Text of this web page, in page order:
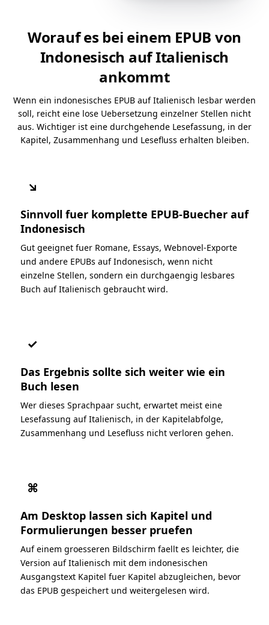
Worauf es bei einem EPUB von
Indonesisch auf Italienisch
ankommt
Wenn ein indonesisches EPUB auf Italienisch lesbar werden
soll, reicht eine lose Uebersetzung einzelner Stellen nicht
aus. Wichtiger ist eine durchgehende Lesefassung, in der
Kapitel, Zusammenhang und Lesefluss erhalten bleiben.
↘
Sinnvoll fuer komplette EPUB-Buecher auf
Indonesisch
Gut geeignet fuer Romane, Essays, Webnovel-Exporte
und andere EPUBs auf Indonesisch, wenn nicht
einzelne Stellen, sondern ein durchgaengig lesbares
Buch auf Italienisch gebraucht wird.
✓
Das Ergebnis sollte sich weiter wie ein
Buch lesen
Wer dieses Sprachpaar sucht, erwartet meist eine
Lesefassung auf Italienisch, in der Kapitelabfolge,
Zusammenhang und Lesefluss nicht verloren gehen.
⌘
Am Desktop lassen sich Kapitel und
Formulierungen besser pruefen
Auf einem groesseren Bildschirm faellt es leichter, die
Version auf Italienisch mit dem indonesischen
Ausgangstext Kapitel fuer Kapitel abzugleichen, bevor
das EPUB gespeichert und weitergelesen wird.